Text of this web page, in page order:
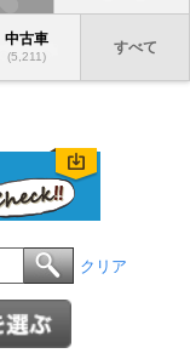
中古車
(5,211)
すべて
クリア